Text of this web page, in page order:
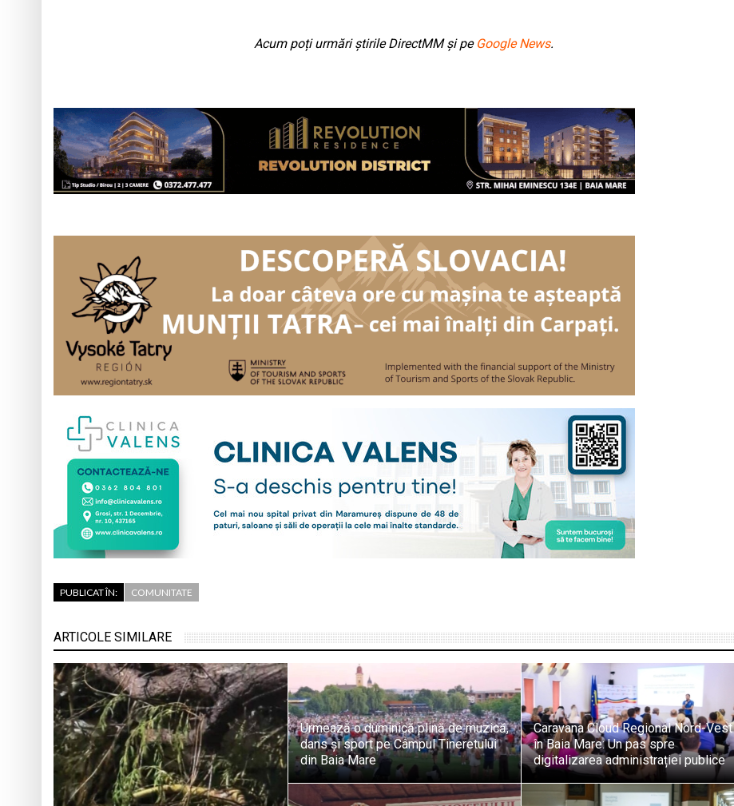
Acum poți urmări știrile DirectMM și pe Google News.
PUBLICAT ÎN: COMUNITATE
ARTICOLE SIMILARE
Urmează o duminică plină de muzică,
dans și sport pe Câmpul Tineretului
din Baia Mare
Caravana Cloud Regional Nord-Vest
în Baia Mare: Un pas spre
digitalizarea administrației publice